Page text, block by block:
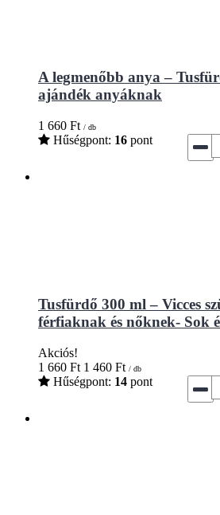
A legmenőbb anya –
ajándék anyáknak
1 660 Ft / db
Hűségpont: 16 pont
Tusfürdő 300 ml – Vicces
férfiaknak és nőknek- Sok
Akciós!
1 660 Ft 1 460 Ft / db
Hűségpont: 14 pont